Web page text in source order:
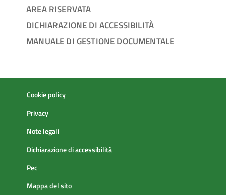
AREA RISERVATA
DICHIARAZIONE DI ACCESSIBILITÀ
MANUALE DI GESTIONE DOCUMENTALE
Cookie policy
Privacy
Note legali
Dichiarazione di accessibilità
Pec
Mappa del sito